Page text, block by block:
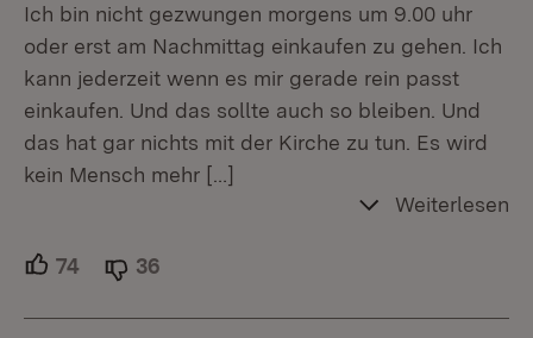
Ich bin nicht gezwungen morgens um 9.00 uhr
oder erst am Nachmittag einkaufen zu gehen. Ich
kann jederzeit wenn es mir gerade rein passt
einkaufen. Und das sollte auch so bleiben. Und
das hat gar nichts mit der Kirche zu tun. Es wird
kein Mensch mehr […]
Weiterlesen
74 Unterstützer.
36